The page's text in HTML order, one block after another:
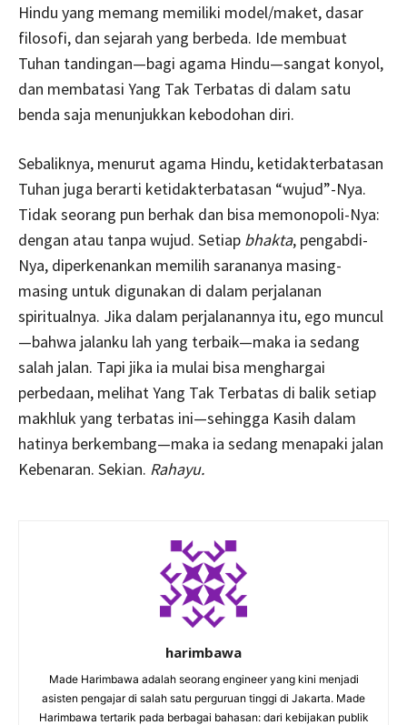
Hindu yang memang memiliki model/maket, dasar
filosofi, dan sejarah yang berbeda. Ide membuat
Tuhan tandingan—bagi agama Hindu—sangat konyol,
dan membatasi Yang Tak Terbatas di dalam satu
benda saja menunjukkan kebodohan diri.
Sebaliknya, menurut agama Hindu, ketidakterbatasan
Tuhan juga berarti ketidakterbatasan “wujud”-Nya.
Tidak seorang pun berhak dan bisa memonopoli-Nya:
dengan atau tanpa wujud. Setiap bhakta, pengabdi-
Nya, diperkenankan memilih sarananya masing-
masing untuk digunakan di dalam perjalanan
spiritualnya. Jika dalam perjalanannya itu, ego muncul
—bahwa jalanku lah yang terbaik—maka ia sedang
salah jalan. Tapi jika ia mulai bisa menghargai
perbedaan, melihat Yang Tak Terbatas di balik setiap
makhluk yang terbatas ini—sehingga Kasih dalam
hatinya berkembang—maka ia sedang menapaki jalan
Kebenaran. Sekian. Rahayu.
harimbawa
Made Harimbawa adalah seorang engineer yang kini menjadi
asisten pengajar di salah satu perguruan tinggi di Jakarta. Made
Harimbawa tertarik pada berbagai bahasan: dari kebijakan publik